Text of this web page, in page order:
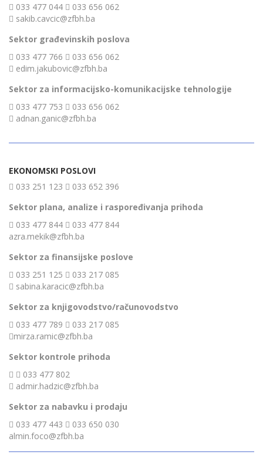
033 477 044
033 656 062
sakib.cavcic@zfbh.ba
Sektor građevinskih poslova
033 477 766
033 656 062
edim.jakubovic@zfbh.ba
Sektor za informacijsko-komunikacijske tehnologije
033 477 753
033 656 062
adnan.ganic@zfbh.ba
EKONOMSKI POSLOVI
033 251 123
033 652 396
Sektor plana, analize i raspoređivanja prihoda
033 477 844
033 477 844
azra.mekik@zfbh.ba
Sektor za finansijske poslove
033 251 125
033 217 085
sabina.karacic@zfbh.ba
Sektor za knjigovodstvo/računovodstvo
033 477 789
033 217 085
mirza.ramic@zfbh.ba
Sektor kontrole prihoda
033 477 802
admir.hadzic@zfbh.ba
Sektor za nabavku i prodaju
033 477 443
033 650 030
almin.foco@zfbh.ba